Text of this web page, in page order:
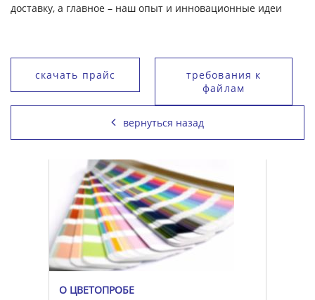
доставку, а главное – наш опыт и инновационные идеи
скачать прайс
требования к
файлам
вернуться назад
О ЦВЕТОПРОБЕ